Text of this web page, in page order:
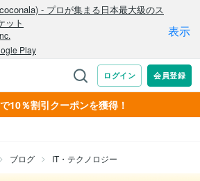
10％割引クーポンを獲得！
ブログ IT・テクノロジー